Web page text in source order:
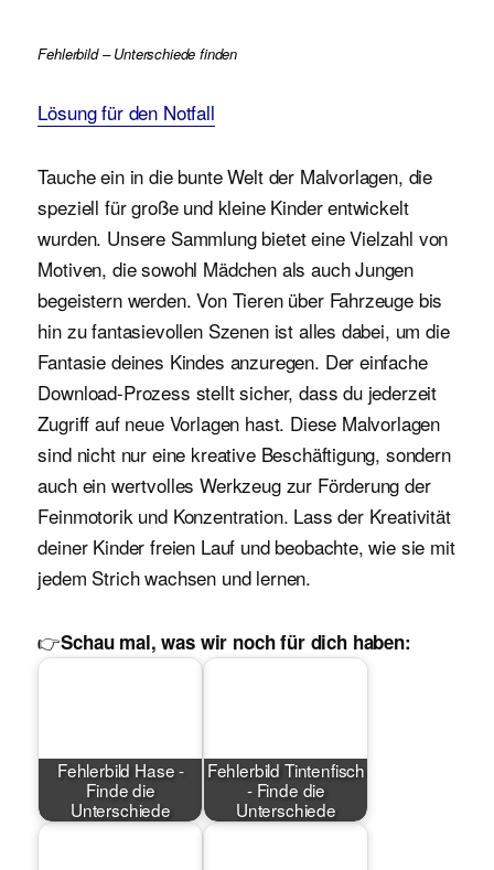
Fehlerbild – Unterschiede finden
Lösung für den Notfall
Tauche ein in die bunte Welt der Malvorlagen, die
speziell für große und kleine Kinder entwickelt
wurden. Unsere Sammlung bietet eine Vielzahl von
Motiven, die sowohl Mädchen als auch Jungen
begeistern werden. Von Tieren über Fahrzeuge bis
hin zu fantasievollen Szenen ist alles dabei, um die
Fantasie deines Kindes anzuregen. Der einfache
Download-Prozess stellt sicher, dass du jederzeit
Zugriff auf neue Vorlagen hast. Diese Malvorlagen
sind nicht nur eine kreative Beschäftigung, sondern
auch ein wertvolles Werkzeug zur Förderung der
Feinmotorik und Konzentration. Lass der Kreativität
deiner Kinder freien Lauf und beobachte, wie sie mit
jedem Strich wachsen und lernen.
👉Schau mal, was wir noch für dich haben:
Fehlerbild Hase -
Finde die
Unterschiede
Fehlerbild Tintenfisch
- Finde die
Unterschiede